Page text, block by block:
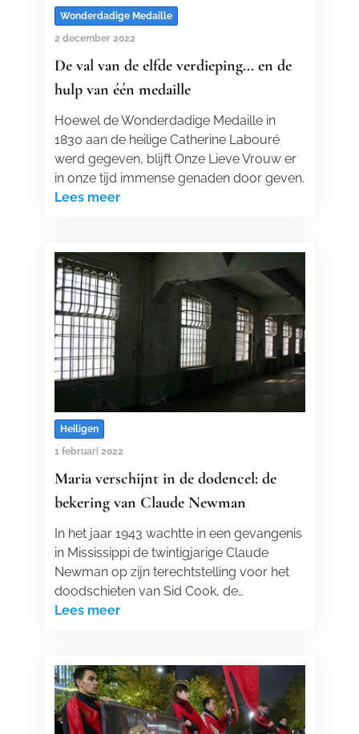
Wonderdadige Medaille
2 december 2022
De val van de elfde verdieping... en de
hulp van één medaille
Hoewel de Wonderdadige Medaille in
1830 aan de heilige Catherine Labouré
werd gegeven, blijft Onze Lieve Vrouw er
in onze tijd immense genaden door geven.
Lees meer
Heiligen
1 februari 2022
Maria verschijnt in de dodencel: de
bekering van Claude Newman
In het jaar 1943 wachtte in een gevangenis
in Mississippi de twintigjarige Claude
Newman op zijn terechtstelling voor het
doodschieten van Sid Cook, de…
Lees meer